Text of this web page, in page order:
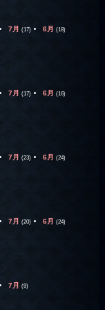
7月 (17) 6月 (18)
7月 (17) 6月 (16)
7月 (23) 6月 (24)
7月 (20) 6月 (24)
7月 (9)